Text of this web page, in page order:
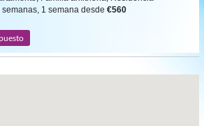
semanas, 1 semana desde €560